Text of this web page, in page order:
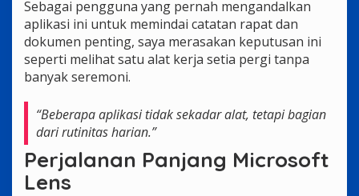
Sebagai pengguna yang pernah mengandalkan
aplikasi ini untuk memindai catatan rapat dan
dokumen penting, saya merasakan keputusan ini
seperti melihat satu alat kerja setia pergi tanpa
banyak seremoni.
“Beberapa aplikasi tidak sekadar alat, tetapi bagian
dari rutinitas harian.”
Perjalanan Panjang Microsoft
Lens